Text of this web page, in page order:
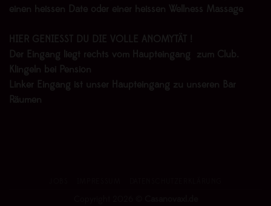
einen heissen Date oder einer heissen Wellness Massage
HIER GENIESST DU DIE VOLLE ANOMYTÄT !
Der Eingang liegt rechts vom Haupteingang zum Club.
Klingeln bei Pension
Linker Eingang ist unser Haupteingang zu unseren Bar
Räumen